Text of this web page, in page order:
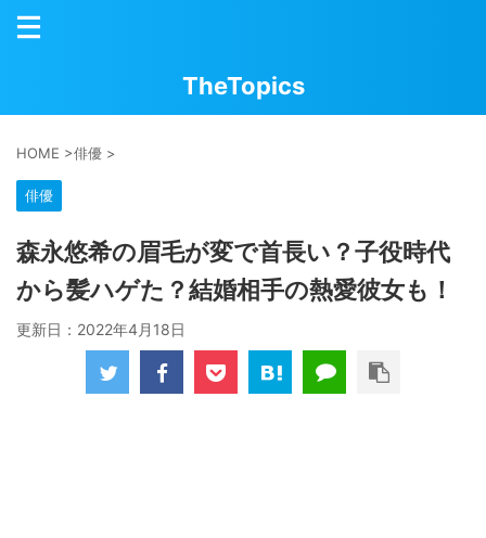
TheTopics
HOME >俳優 >
俳優
森永悠希の眉毛が変で首長い？子役時代
から髪ハゲた？結婚相手の熱愛彼女も！
更新日： 2022年4月18日